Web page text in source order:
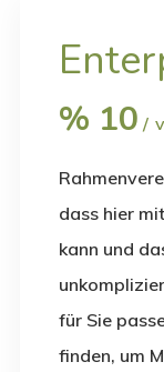
% 10
dass hier
kann und
für Sie
finden, um